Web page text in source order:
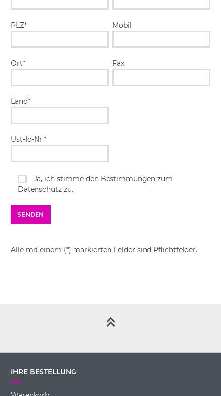
PLZ*
Ort*
Land*
Ust-Id-Nr.*
Mobil
Fax
Ja, ich stimme den Bestimmungen zum
Datenschutz zu.
Alle mit einem (*) markierten Felder sind Pflichtfelder.
IHRE BESTELLUNG